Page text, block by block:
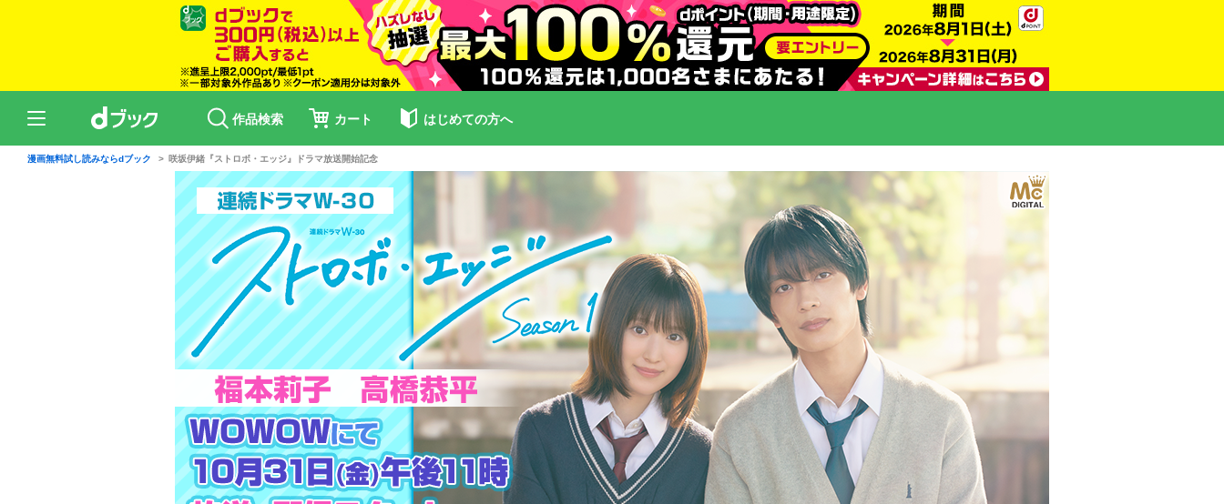
作品検索 カート はじめての方へ
漫画無料試し読みならdブック 咲坂伊緒『ストロボ・エッジ』ドラマ放送開始記念